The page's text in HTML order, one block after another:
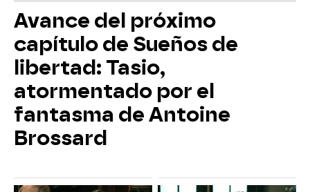
Avance del próximo
capítulo de Sueños de
libertad: Tasio,
atormentado por el
fantasma de Antoine
Brossard